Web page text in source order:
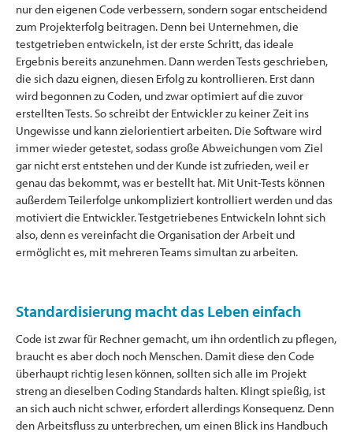
nur den eigenen Code verbessern, sondern sogar entscheidend
zum Projekterfolg beitragen. Denn bei Unternehmen, die
testgetrieben entwickeln, ist der erste Schritt, das ideale
Ergebnis bereits anzunehmen. Dann werden Tests geschrieben,
die sich dazu eignen, diesen Erfolg zu kontrollieren. Erst dann
wird begonnen zu Coden, und zwar optimiert auf die zuvor
erstellten Tests. So schreibt der Entwickler zu keiner Zeit ins
Ungewisse und kann zielorientiert arbeiten. Die Software wird
immer wieder getestet, sodass große Abweichungen vom Ziel
gar nicht erst entstehen und der Kunde ist zufrieden, weil er
genau das bekommt, was er bestellt hat. Mit Unit-Tests können
außerdem Teilerfolge unkompliziert kontrolliert werden und das
motiviert die Entwickler. Testgetriebenes Entwickeln lohnt sich
also, denn es vereinfacht die Organisation der Arbeit und
ermöglicht es, mit mehreren Teams simultan zu arbeiten.
Standardisierung macht das Leben einfach
Code ist zwar für Rechner gemacht, um ihn ordentlich zu pflegen,
braucht es aber doch noch Menschen. Damit diese den Code
überhaupt richtig lesen können, sollten sich alle im Projekt
streng an dieselben Coding Standards halten. Klingt spießig, ist
an sich auch nicht schwer, erfordert allerdings Konsequenz. Denn
den Arbeitsfluss zu unterbrechen, um einen Blick ins Handbuch